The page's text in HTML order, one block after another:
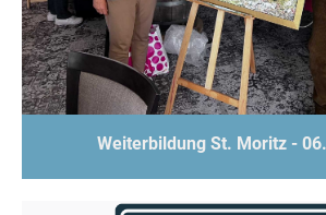
Weiterbildung St. Moritz -